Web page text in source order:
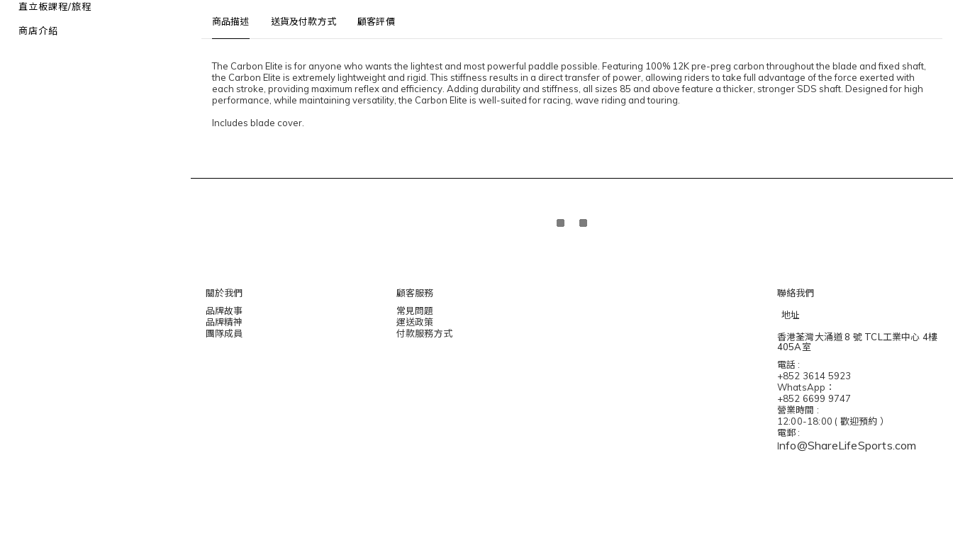
直立板課程/旅程
商店介紹
商品描述 送貨及付款方式 顧客評價
The Carbon Elite is for anyone who wants the lightest and most powerful paddle possible. Featuring 100% 12K pre-preg carbon throughout the blade and fixed shaft,
the Carbon Elite is extremely lightweight and rigid. This stiffness results in a direct transfer of power, allowing riders to take full advantage of the force exerted with
each stroke, providing maximum reflex and efficiency. Adding durability and stiffness, all sizes 85 and above feature a thicker, stronger SDS shaft. Designed for high
performance, while maintaining versatility, the Carbon Elite is well-suited for racing, wave riding and touring.
Includes blade cover.
關於我們
品牌故事
品牌精神
團隊成員
顧客服務
常見問題
運送政策
付款服務方式
聯絡我們
地址
香港荃灣大涌道 8 號 TCL工業中心 4樓
405A室
電話 :
+852 3614 5923
WhatsApp：
+852 6699 9747
營業時間 :
12:00-18:00 ( 歡迎預約 ）
電郵 :
Info@ShareLifeSports.com